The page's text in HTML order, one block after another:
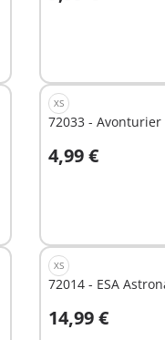
In winkelwagen
XS
72033 - Avonturier
4,99 €
In winkelwagen
XS
72014 - ESA
14,99 €
In winkelwagen